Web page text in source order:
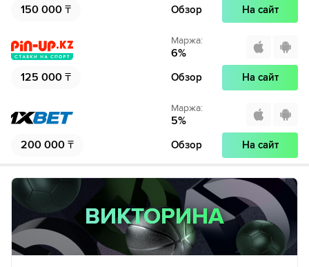
150 000 ₸ Обзор На сайт
125 000 ₸
Маржа:
6%
Обзор На сайт
200 000 ₸
Маржа:
5%
Обзор На сайт
ВИКТОРИНА
ВИКТОРИНА